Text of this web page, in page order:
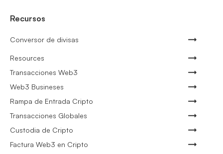
Recursos
Conversor de divisas
Resources
Transacciones Web3
Web3 Busineses
Rampa de Entrada Cripto
Transacciones Globales
Custodia de Cripto
Factura Web3 en Cripto